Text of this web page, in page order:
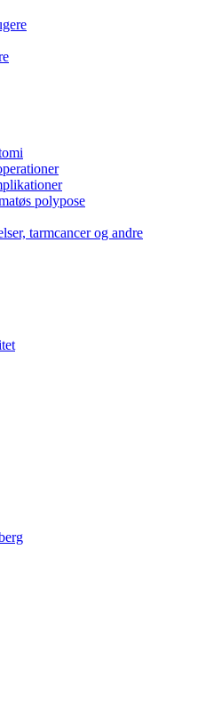
polypose
tarmcancer og andre